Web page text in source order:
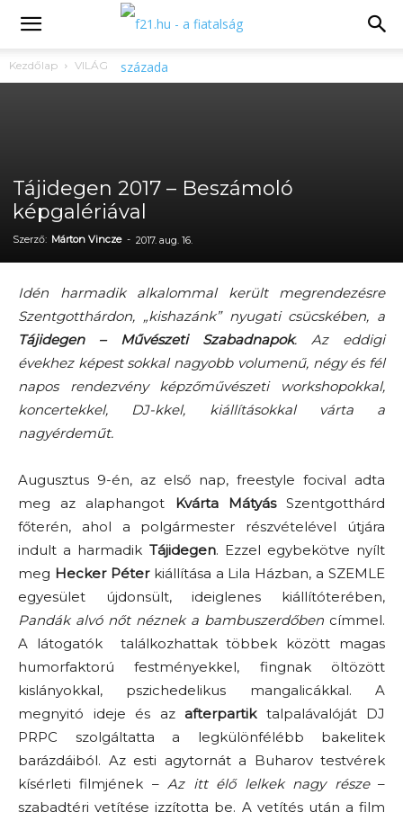
Kezdőlap VILÁG
Tájidegen 2017 – Beszámoló
képgalériával
Szerző: Márton Vincze - 2017. aug. 16.
Idén harmadik alkalommal került megrendezésre
Szentgotthárdon, „kishazánk” nyugati csücskében, a
Tájidegen – Művészeti Szabadnapok. Az eddigi
évekhez képest sokkal nagyobb volumenű, négy és fél
napos rendezvény képzőművészeti workshopokkal,
koncertekkel, DJ-kkel, kiállításokkal várta a
nagyérdeműt.
Augusztus 9-én, az első nap, freestyle focival adta
meg az alaphangot Kvárta MátyásSzentgotthárd
főterén, ahol a polgármester részvételével útjára
indult a harmadik Tájidegen. Ezzel egybekötve nyílt
meg Hecker Péterkiállítása a Lila Házban, a SZEMLE
egyesület újdonsült, ideiglenes kiállítóterében,
Pandák alvó nőt néznek a bambuszerdőben címmel.
A látogatók találkozhattak többek között magas
humorfaktorú festményekkel, fingnak öltözött
kislányokkal, pszichedelikus mangalicákkal. A
megnyitó ideje és az afterpartiktalpalávalóját DJ
PRPC szolgáltatta a legkülönfélébb bakelitek
barázdáiból. Az esti agytornát a Buharov testvérek
kísérleti filmjének –Az itt élő lelkek nagy része–
szabadtéri vetítése izzította be. A vetítés után a film